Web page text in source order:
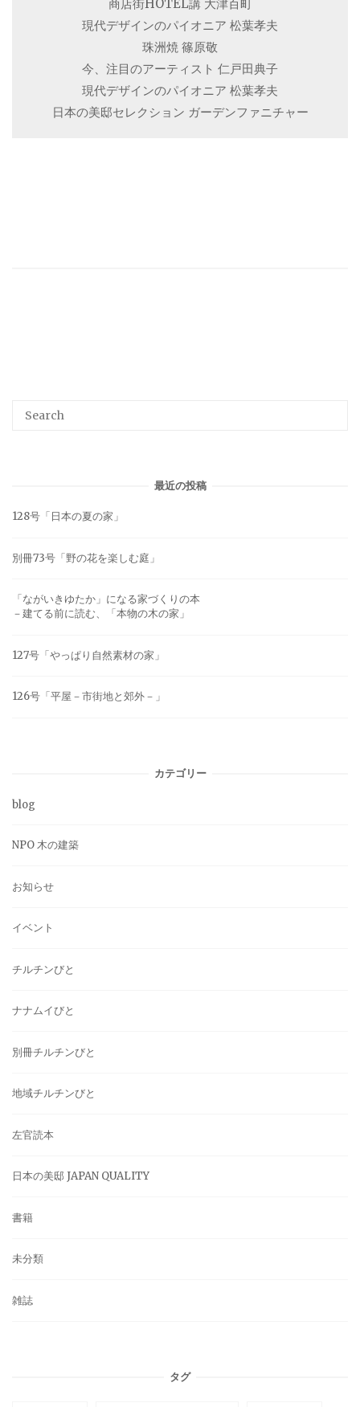
商店街HOTEL講 大津百町
現代デザインのパイオニア 松葉孝夫
珠洲焼 篠原敬
今、注目のアーティスト 仁戸田典子
現代デザインのパイオニア 松葉孝夫
日本の美邸セレクション ガーデンファニチャー
最近の投稿
128号「日本の夏の家」
別冊73号「野の花を楽しむ庭」
「ながいきゆたか」になる家づくりの本
－建てる前に読む、「本物の木の家」
127号「やっぱり自然素材の家」
126号「平屋－市街地と郊外－」
カテゴリー
blog
NPO 木の建築
お知らせ
イベント
チルチンびと
ナナムイびと
別冊チルチンびと
地域チルチンびと
左官読本
日本の美邸 JAPAN QUALITY
書籍
未分類
雑誌
タグ